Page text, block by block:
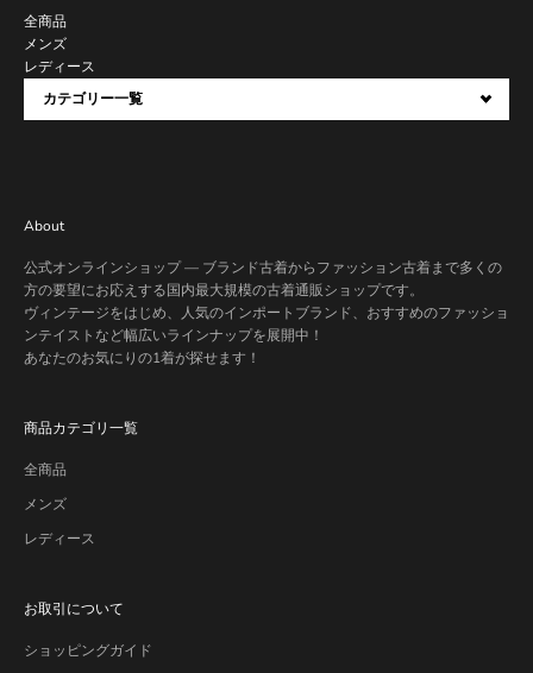
全商品
メンズ
レディース
カテゴリー一覧
About
公式オンラインショップ — ブランド古着からファッション古着まで多くの
方の要望にお応えする国内最大規模の古着通販ショップです。
ヴィンテージをはじめ、人気のインポートブランド、おすすめのファッショ
ンテイストなど幅広いラインナップを展開中！
あなたのお気にりの1着が探せます！
商品カテゴリ一覧
全商品
メンズ
レディース
お取引について
ショッピングガイド